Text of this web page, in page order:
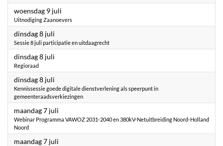
woensdag 9 juli
Uitnodiging Zaanoevers
dinsdag 8 juli
Sessie 8 juli participatie en uitdaagrecht
dinsdag 8 juli
Regioraad
dinsdag 8 juli
Kennissessie goede digitale dienstverlening als speerpunt in
gemeenteraadsverkiezingen
maandag 7 juli
Webinar Programma VAWOZ 2031-2040 en 380kV-Netuitbreiding Noord-Holland
Noord
maandag 7 juli